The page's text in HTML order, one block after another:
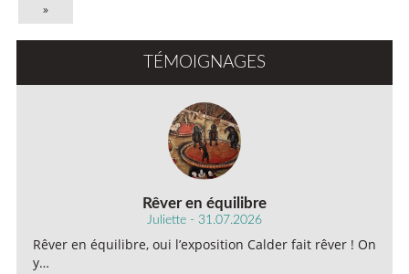
»
TÉMOIGNAGES
Rêver en équilibre
Juliette - 31.07.2026
Rêver en équilibre, oui l’exposition Calder fait rêver ! On
y…